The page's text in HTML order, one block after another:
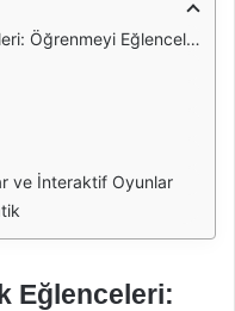
Eğlenceli Hale Getirmek
ve İnteraktif Oyunlar
Eğlenceleri: